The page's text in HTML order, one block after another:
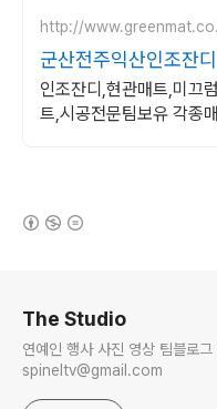
http://
군산전주익산인조잔
인조잔디,현관매트,미끄
트,시공전문팀보유 각종
The Studio
연예인 행사 사진 영상 팀블로그 문의 -
spineltv@gmail.com